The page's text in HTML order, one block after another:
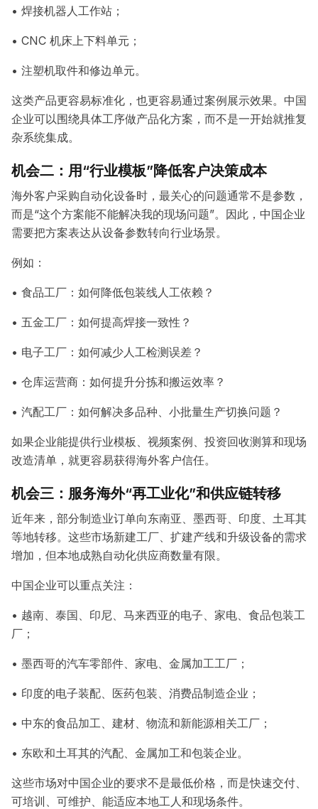
• 焊接机器人工作站；
• CNC 机床上下料单元；
• 注塑机取件和修边单元。
这类产品更容易标准化，也更容易通过案例展示效果。中国
企业可以围绕具体工序做产品化方案，而不是一开始就推复
杂系统集成。
机会二：用“行业模板”降低客户决策成本
海外客户采购自动化设备时，最关心的问题通常不是参数，
而是“这个方案能不能解决我的现场问题”。因此，中国企业
需要把方案表达从设备参数转向行业场景。
例如：
• 食品工厂：如何降低包装线人工依赖？
• 五金工厂：如何提高焊接一致性？
• 电子工厂：如何减少人工检测误差？
• 仓库运营商：如何提升分拣和搬运效率？
• 汽配工厂：如何解决多品种、小批量生产切换问题？
如果企业能提供行业模板、视频案例、投资回收测算和现场
改造清单，就更容易获得海外客户信任。
机会三：服务海外“再工业化”和供应链转移
近年来，部分制造业订单向东南亚、墨西哥、印度、土耳其
等地转移。这些市场新建工厂、扩建产线和升级设备的需求
增加，但本地成熟自动化供应商数量有限。
中国企业可以重点关注：
• 越南、泰国、印尼、马来西亚的电子、家电、食品包装工
厂；
• 墨西哥的汽车零部件、家电、金属加工工厂；
• 印度的电子装配、医药包装、消费品制造企业；
• 中东的食品加工、建材、物流和新能源相关工厂；
• 东欧和土耳其的汽配、金属加工和包装企业。
这些市场对中国企业的要求不是最低价格，而是快速交付、
可培训、可维护、能适应本地工人和现场条件。